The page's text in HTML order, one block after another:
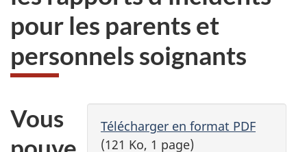
pour les parents et
personnels soignants
Télécharger en format PDF
(121 Ko, 1 page)
Vous